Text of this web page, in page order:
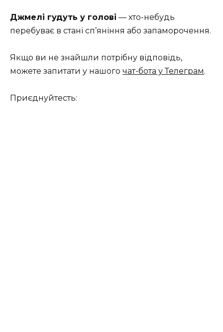
Джмелі гудуть у голові — хто-небудь
перебуває в стані сп’яніння або запаморочення.
Якщо ви не знайшли потрібну відповідь,
можете запитати у нашого чат-бота у Телеграм.
Приєднуйтесть: